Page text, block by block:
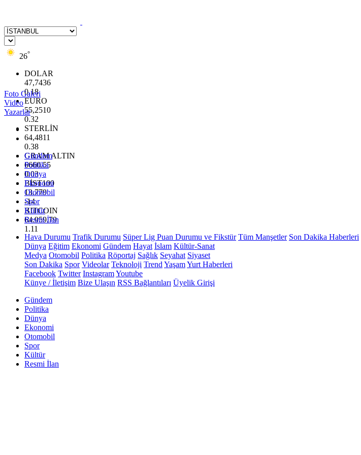
26°
DOLAR
47,7436
0.18
EURO
55,2510
0.32
STERLİN
64,4811
0.38
GRAM ALTIN
6660.55
0.03
BİST100
13.779
-14
BITCOIN
64.959,79
1.11
Foto Galeri
Video
Yazarlar
Gündem
Politika
Dünya
Ekonomi
Otomobil
Spor
Kültür
Resmi İlan
Hava Durumu Trafik Durumu Süper Lig Puan Durumu ve Fikstür Tüm Manşetler Son Dakika Haberleri
Dünya Eğitim Ekonomi Gündem Hayat İslam Kültür-Sanat
Medya Otomobil Politika Röportaj Sağlık Seyahat Siyaset
Son Dakika Spor Videolar Teknoloji Trend YaşamYurt Haberleri
Facebook Twitter InstagramYoutube
Künye / İletişim Bize Ulaşın RSS Bağlantıları Üyelik Girişi
Gündem
Politika
Dünya
Ekonomi
Otomobil
Spor
Kültür
Resmi İlan